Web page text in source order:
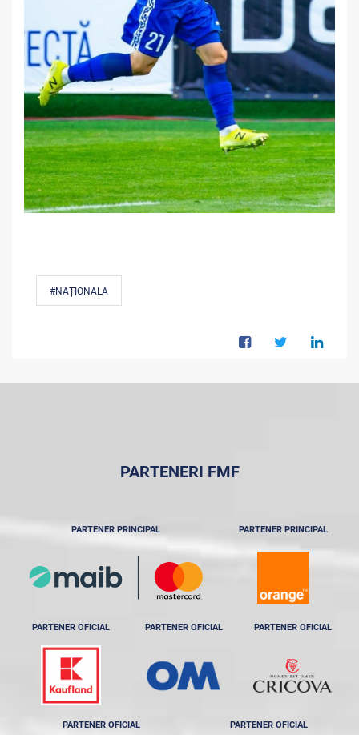
#NAȚIONALA
PARTENERI FMF
PARTENER PRINCIPAL PARTENER PRINCIPAL
PARTENER OFICIAL PARTENER OFICIAL PARTENER OFICIAL
PARTENER OFICIAL PARTENER OFICIAL